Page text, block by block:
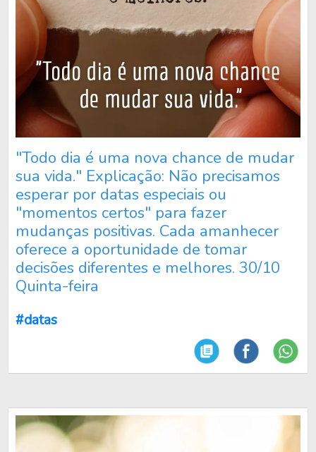
"Todo dia é uma nova chance de mudar
sua vida." Explicação: Não precisamos
esperar por datas especiais ou
"momentos certos" para fazer
mudanças positivas. Cada amanhecer
oferece a oportunidade de tomar
decisões diferentes e melhores. 30/10
Quinta-feira
#datas